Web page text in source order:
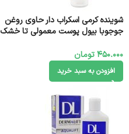
شوینده کرمی اسکراب دار حاوی روغن
جوجوبا بیول پوست معمولی تا خشک
450.000تومان
افزودن به سبد خرید